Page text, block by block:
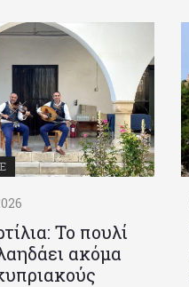
Το πουλί
ακόμα